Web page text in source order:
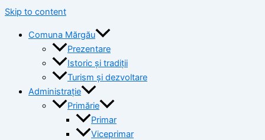
Skip to content
Comuna Mărgău
Prezentare
Istoric și tradiții
Turism și dezvoltare
Administrație
Primărie
Primar
Viceprimar